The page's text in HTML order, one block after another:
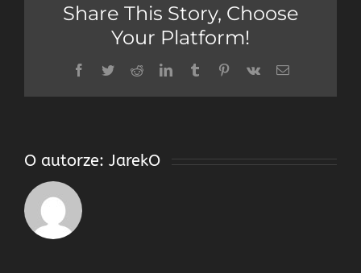
Share This Story, Choose
Your Platform!
Facebook
TwitterRedditLinkedInTumblrPinterest
Vk Email
O autorze: JarekO